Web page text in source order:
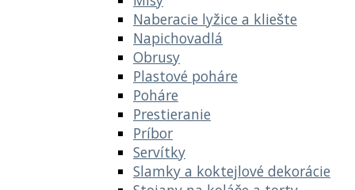
Naberacie lyžice a kliešte
Napichovadlá
Obrusy
Plastové poháre
Poháre
Prestieranie
Príbor
Servítky
Slamky a koktejlové dekorácie